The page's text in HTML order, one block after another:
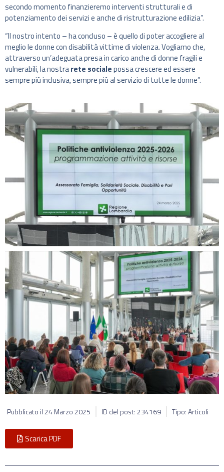
secondo momento finanzieremo interventi strutturali e di
potenziamento dei servizi e anche di ristrutturazione edilizia”.
“Il nostro intento – ha concluso – è quello di poter accogliere al
meglio le donne con disabilità vittime di violenza. Vogliamo che,
attraverso un’adeguata presa in carico anche di donne fragili e
vulnerabili, la nostrarete socialepossa crescere ed essere
sempre più inclusiva, sempre più al servizio di tutte le donne”.
Pubblicato il24 Marzo 2025 ID del post: 234169 Tipo: Articoli
Scarica PDF